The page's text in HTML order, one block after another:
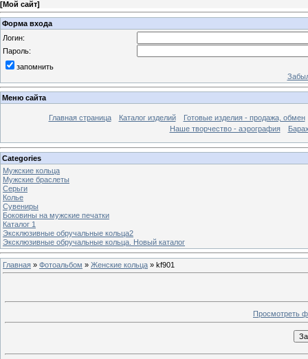
[Мой сайт]
Форма входа
Логин:
Пароль:
запомнить
Меню сайта
Главная страница Каталог изделий
Готовые изделия - продажа, обмен
Наше творчество - аэрография
Categories
Мужские кольца
Мужские браслеты
Серьги
Колье
Сувениры
Боковины на мужские печатки
Каталог 1
Эксклюзивные обручальные кольца2
Эксклюзивные обручальные кольца. Новый каталог
Главная » Фотоальбом » Женские кольца » kf901
Просмотреть